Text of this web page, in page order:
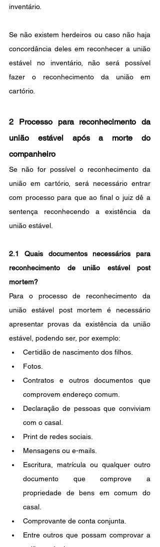
inventário.
Se não existem herdeiros ou caso não haja
concordância deles em reconhecer a união
estável no inventário, não será possível
fazer o reconhecimento da união em
cartório.
2 Processo para reconhecimento da
união estável após a morte do
companheiro
Se não for possível o reconhecimento da
união em cartório, será necessário entrar
com processo para que ao final o juiz dê a
sentença reconhecendo a existência da
união estável.
2.1 Quais documentos necessários para
reconhecimento de união estável post
mortem?
Para o processo de reconhecimento da
união estável post mortem é necessário
apresentar provas da existência da união
estável, podendo ser, por exemplo:
Certidão de nascimento dos filhos.
Fotos.
Contratos e outros documentos que
comprovem endereço comum.
Declaração de pessoas que conviviam
com o casal.
Print de redes sociais.
Mensagens ou e-mails.
Escritura, matrícula ou qualquer outro
documento que comprove a
propriedade de bens em comum do
casal.
Comprovante de conta conjunta.
Entre outros que possam comprovar a